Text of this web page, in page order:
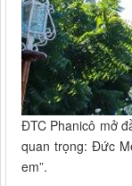
ĐTC Phanicô mở
quan trọng: Đức
em”.